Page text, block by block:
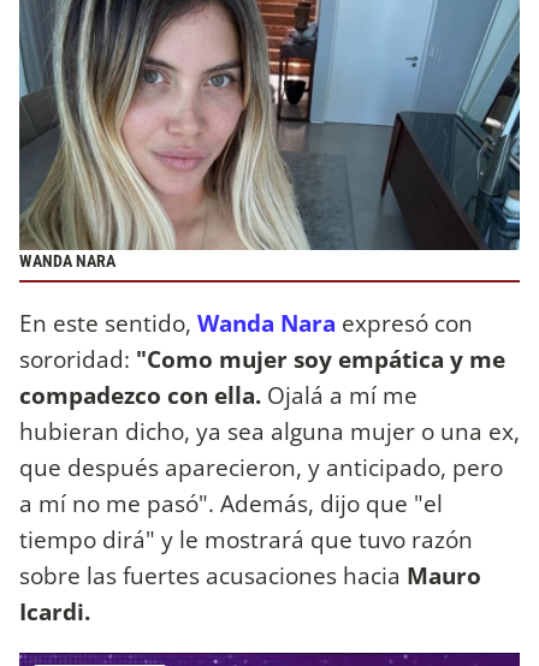
WANDA NARA
En este sentido, Wanda Nara expresó con
sororidad: "Como mujer soy empática y me
compadezco con ella. Ojalá a mí me
hubieran dicho, ya sea alguna mujer o una ex,
que después aparecieron, y anticipado, pero
a mí no me pasó". Además, dijo que "el
tiempo dirá" y le mostrará que tuvo razón
sobre las fuertes acusaciones hacia Mauro
Icardi.